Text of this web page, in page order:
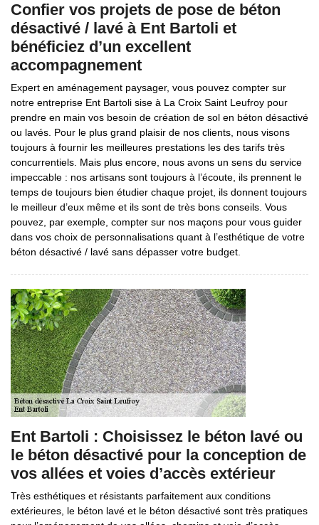
Confier vos projets de pose de béton
désactivé / lavé à Ent Bartoli et
bénéficiez d’un excellent
accompagnement
Expert en aménagement paysager, vous pouvez compter sur
notre entreprise Ent Bartoli sise à La Croix Saint Leufroy pour
prendre en main vos besoin de création de sol en béton désactivé
ou lavés. Pour le plus grand plaisir de nos clients, nous visons
toujours à fournir les meilleures prestations les des tarifs très
concurrentiels. Mais plus encore, nous avons un sens du service
impeccable : nos artisans sont toujours à l’écoute, ils prennent le
temps de toujours bien étudier chaque projet, ils donnent toujours
le meilleur d’eux même et ils sont de très bons conseils. Vous
pouvez, par exemple, compter sur nos maçons pour vous guider
dans vos choix de personnalisations quant à l’esthétique de votre
béton désactivé / lavé sans dépasser votre budget.
Ent Bartoli : Choisissez le béton lavé ou
le béton désactivé pour la conception de
vos allées et voies d’accès extérieur
Très esthétiques et résistants parfaitement aux conditions
extérieures, le béton lavé et le béton désactivé sont très pratiques